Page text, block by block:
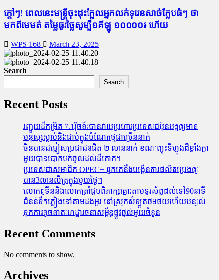
ក្តៅៗ! ពេលនេះមន្រ្តីចុះដុះក្អែលអ្នកលក់ទុរេនសាច់ក្លែបធំៗ ថា
មកពីមេមត់ តម្លៃធូរថ្លៃសូម្បី១គីឡូ ១០០០០៛ ហើយ
WPS 168 March 23, 2025
Search
Search
Recent Posts
រញ្ជួយដីកម្រិត​ 7.1រ៉ិចទ័របានវាយប្រហារប្រទេសជប៉ុនបង្កឲ្យមាន
មនុស្សស្លាប់​និង​ជាប់ក្នុងបំណែកថ្មជាច្រើននាក់
ចិនបានជម្លៀសប្រជាជនជិត ២ លាននាក់ ខណៈព្យុះទីហ្វុងដ៏ខ្លាំងក្លា
មួយបានបោកបក់ចូលដល់ដីគោក។
ប្រទេសជាសមាជិក OPEC+​ ពួកគេនឹងបង្កើនការផលិតប្រេងឲ្យ
បាន3លានលីត្រក្នុងមួយថ្ងៃ។
លោកពូទីននិងលោកត្រាំជូបពិភាក្សាគ្នារតាមទូរស័ព្ធដល់ទៅ90នាទី
ជំនន់​ទឹកភ្លៀង​នៅ​តាម​ដងអូរ​ នៅ​ស្រុក​សំឡូត​ថមថយ​ហើយ​បន្សល់​
ទុក​ការ​ខូចខាត​ហេដ្ឋារចនាសម្ព័ន្ធ​ផ្លូវថ្នល់​មួយ​ចំនួន
Recent Comments
No comments to show.
Archives